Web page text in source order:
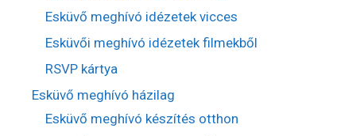
Esküvő meghívó idézetek vicces
Esküvői meghívó idézetek filmekből
RSVP kártya
Esküvő meghívó házilag
Esküvő meghívó készítés otthon